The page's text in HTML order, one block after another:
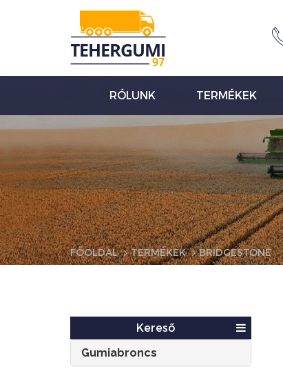
RÓLUNK TERMÉKEK
FŐOLDAL TERMÉKEK BRIDGESTONE
Kereső
Gumiabroncs